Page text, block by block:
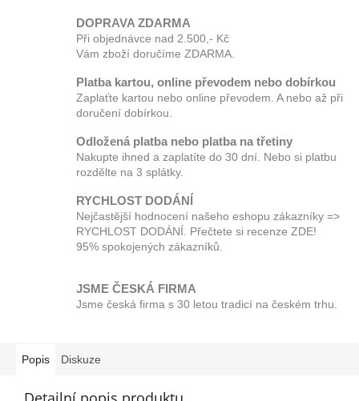
DOPRAVA ZDARMA
Při objednávce nad 2.500,- Kč
Vám zboží doručíme ZDARMA.
Platba kartou, online převodem nebo dobírkou
Zaplaťte kartou nebo online převodem. A nebo až při
doručení dobírkou.
Odložená platba nebo platba na třetiny
Nakupte ihned a zaplatíte do 30 dní. Nebo si platbu
rozdělte na 3 splátky.
RYCHLOST DODÁNÍ
Nejčastější hodnocení našeho eshopu zákazníky =>
RYCHLOST DODÁNÍ. Přečtete si recenze ZDE!
95% spokojených zákazníků.
JSME ČESKÁ FIRMA
Jsme česká firma s 30 letou tradicí na českém trhu.
Popis Diskuze